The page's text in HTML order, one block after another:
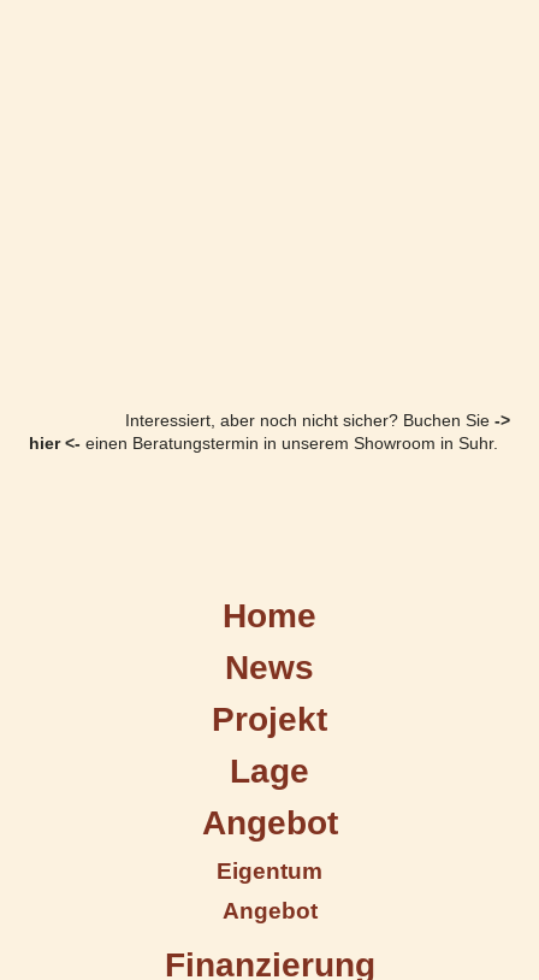
Interessiert, aber noch nicht sicher? Buchen Sie ->
hier <- einen Beratungstermin in unserem Showroom in Suhr.
Home
News
Projekt
Lage
Angebot
Eigentum
Angebot
Finanzierung